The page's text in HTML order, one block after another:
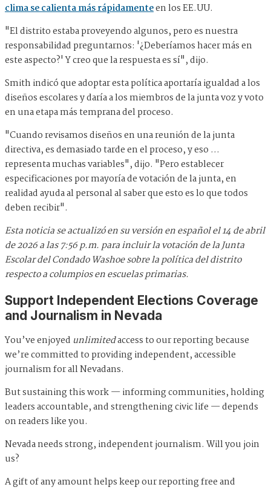
clima se calienta más rápidamenteen los EE.UU.
"El distrito estaba proveyendo algunos, pero es nuestra
responsabilidad preguntarnos: '¿Deberíamos hacer más en
este aspecto?' Y creo que la respuesta es sí", dijo.
Smith indicó que adoptar esta política aportaría igualdad a los
diseños escolares y daría a los miembros de la junta voz y voto
en una etapa más temprana del proceso.
"Cuando revisamos diseños en una reunión de la junta
directiva, es demasiado tarde en el proceso, y eso ...
representa muchas variables", dijo. "Pero establecer
especificaciones por mayoría de votación de la junta, en
realidad ayuda al personal al saber que esto es lo que todos
deben recibir".
Esta noticia se actualizó en su versión en español el 14 de abril
de 2026 a las 7:56 p.m. para incluir la votación de la Junta
Escolar del Condado Washoe sobre la política del distrito
respecto a columpios en escuelas primarias.
Support Independent Elections Coverage
and Journalism in Nevada
You’ve enjoyed unlimitedaccess to our reporting because
we’re committed to providing independent, accessible
journalism for all Nevadans.
But sustaining this work — informing communities, holding
leaders accountable, and strengthening civic life — depends
on readers like you.
Nevada needs strong, independent journalism. Will you join
us?
A gift of any amount helps keep our reporting free and